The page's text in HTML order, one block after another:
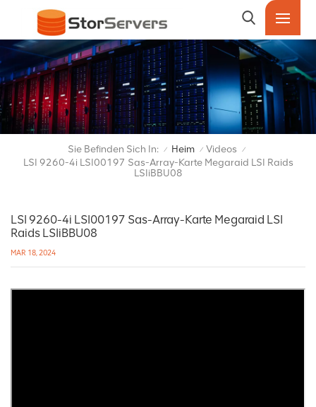
Sie Befinden Sich In: / Heim / Videos /
LSI 9260-4i LSI00197 Sas-Array-Karte Megaraid LSI Raids
LSIiBBU08
LSI 9260-4i LSI00197 Sas-Array-Karte Megaraid LSI
Raids LSIiBBU08
MAR 18, 2024